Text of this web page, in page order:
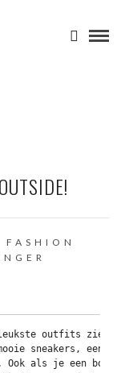
FASHION
outfits zien
sneakers, een
Ook als je een